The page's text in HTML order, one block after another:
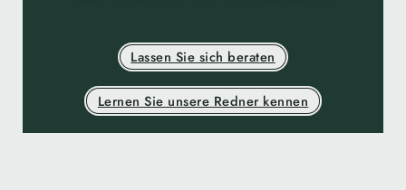
Lassen Sie sich beraten
Lernen Sie unsere Redner kennen